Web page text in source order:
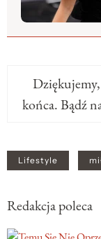
Dziękujemy,
końca. Bądź
Lifestyle
Redakcja poleca